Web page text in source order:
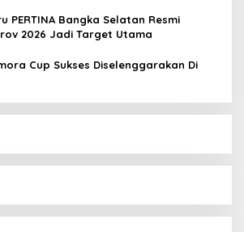
PERTINA Bangka Selatan Resmi
2026 Jadi Target Utama
Cup Sukses Diselenggarakan Di